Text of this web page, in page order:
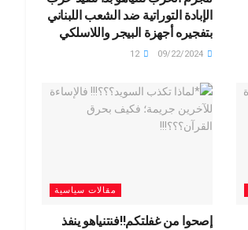
الإبادة التوراتية ضد الشعب اللبناني
بتفجيره أجهزة البيجر واللاسلكي
09/22/2024
12
مقالات سياسية
إصحوا من غفلتكم‼️فنتنياهو ينفذ